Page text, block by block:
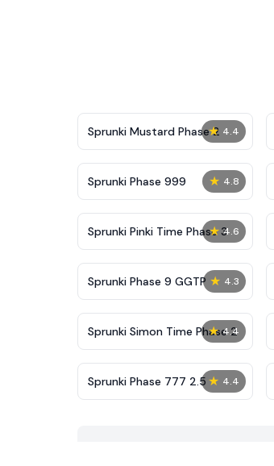
★ 4.4
Sprunki Mustard Phase 2
★ 4.8
Sprunki Phase 999
★ 4.6
Sprunki Pinki Time Phase 3
★ 4.3
Sprunki Phase 9 GGTP
★ 4.4
Sprunki Simon Time Phase 2
★ 4.4
Sprunki Phase 777 2.5